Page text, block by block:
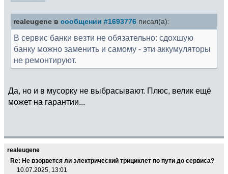
realeugene в сообщении #1693776 писал(а):
В сервис банки везти не обязательно: сдохшую
банку можно заменить и самому - эти аккумуляторы
не ремонтируют.
Да, но и в мусорку не выбрасывают. Плюс, велик ещё
может на гарантии...
realeugene
Re: Не взорвется ли электрический трициклет по пути до сервиса?
10.07.2025, 13:01